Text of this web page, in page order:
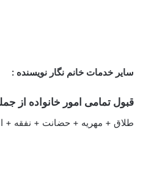
سایر خدمات خانم نگار نویسنده :
قبول تمامی امور خانواده از
طلاق + مهریه + حضانت + نفقه +